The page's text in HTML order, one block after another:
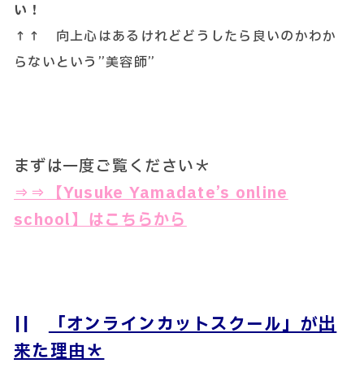
い！
↑↑ 向上心はあるけれどどうしたら良いのかわか
らないという”美容師”
まずは一度ご覧ください＊
⇒⇒【Yusuke Yamadate’s online
school】はこちらから
||
「オンラインカットスクール」が出
来た理由＊